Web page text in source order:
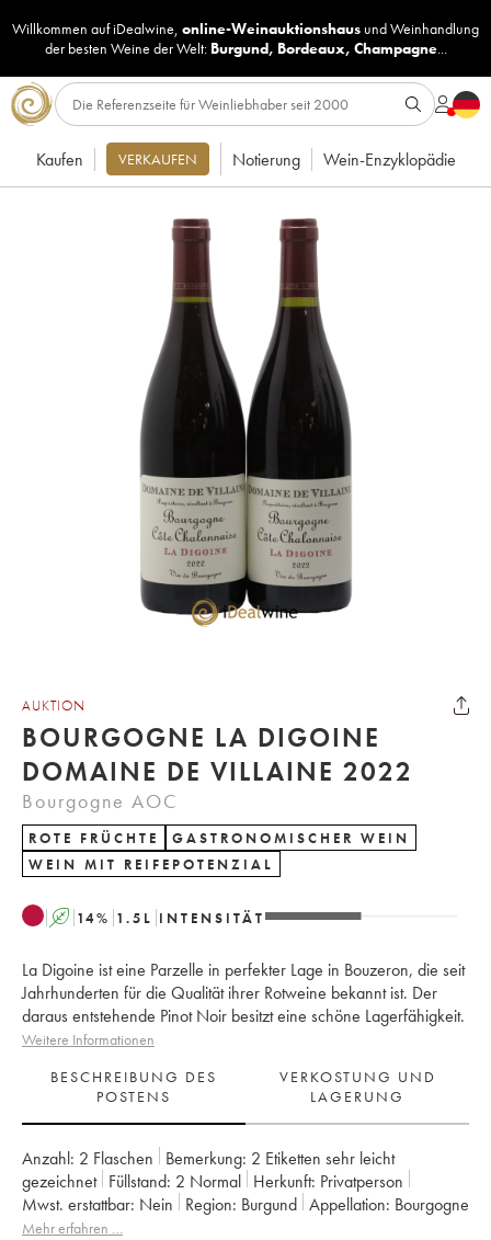
Willkommen auf iDealwine, online-Weinauktionshaus undWeinhandlung
der besten Weine der Welt: Burgund, Bordeaux, Champagne...
Kaufen VERKAUFEN Notierung Wein-Enzyklopädie
AUKTION
BOURGOGNE LA DIGOINE
DOMAINE DE VILLAINE 2022
Bourgogne AOC
ROTE FRÜCHTE
GASTRONOMISCHER WEIN
WEIN MIT REIFEPOTENZIAL
A 14% 1.5 L INTENSITÄT
La Digoine ist eine Parzelle in perfekter Lage in Bouzeron, die seit
Jahrhunderten für die Qualität ihrer Rotweine bekannt ist. Der
daraus entstehende Pinot Noir besitzt eine schöne Lagerfähigkeit.
Weitere Informationen
BESCHREIBUNG DES
POSTENS
VERKOSTUNG UND
LAGERUNG
Anzahl: 2 Flaschen Bemerkung: 2 Etiketten sehr leicht
gezeichnet Füllstand: 2 Normal Herkunft:
privatperson
Mwst. erstattbar:
nein Region: Burgund Appellation:
Bourgogne
Eigentümer:
Mehr erfahren …